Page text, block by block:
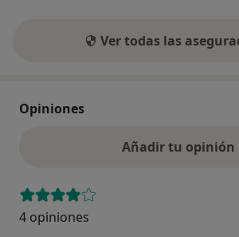
Ver todas las
Opiniones
Añadir tu opinión
4 opiniones